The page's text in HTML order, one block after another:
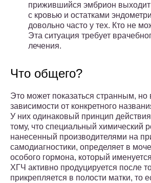
прижившийся эмбрион выходит
с кровью и остатками
довольно часто у тех. Кто не
Эта ситуация требует
лечения.
Что общего?
Это может показаться странным, но
зависимости от конкретного
У них одинаковый принцип
тому, что специальный химический
нанесенный производителями на
самодиагностики, определяет в
особого гормона, который
ХГЧ активно продуцируется после
прикрепляется в полости матки, то